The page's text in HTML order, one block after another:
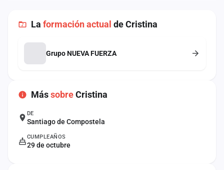
La formación actual de Cristina
Grupo NUEVA FUERZA
MássobreCristina
DE
Santiago de Compostela
CUMPLEAÑOS
29 de octubre
sesión
Crear
Contacto